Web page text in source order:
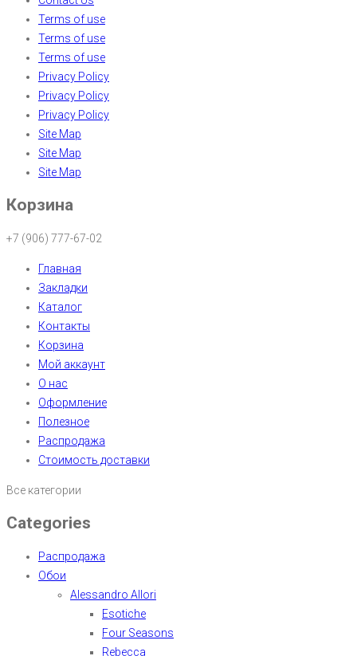
Terms of use
Terms of use
Terms of use
Privacy Policy
Privacy Policy
Privacy Policy
Site Map
Site Map
Site Map
Корзина
+7 (906) 777-67-02
Главная
Закладки
Каталог
Контакты
Корзина
Мой аккаунт
О нас
Оформление
Полезное
Распродажа
Стоимость доставки
Все категории
Categories
Распродажа
Обои
Alessandro Allori
Esotiche
Four Seasons
Rebecca